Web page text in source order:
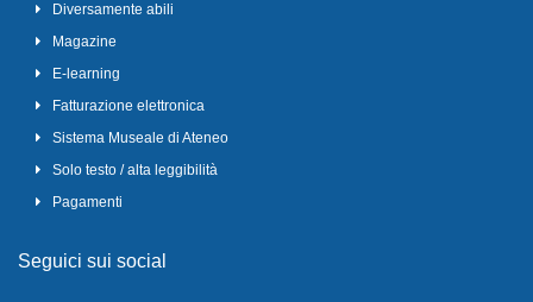
Diversamente abili
Magazine
E-learning
Fatturazione elettronica
Sistema Museale di Ateneo
Solo testo / alta leggibilità
Pagamenti
Seguici sui social